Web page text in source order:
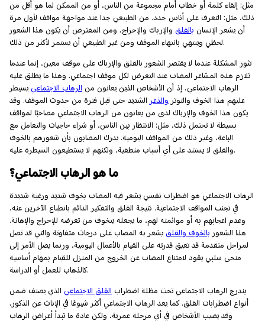
مثل: إلقاء كلمة أو خطاب أمام مجموعة من الناس، أو من الممكن لما هو أقل من
ذلك، مثل: التعرف على أناس جدد. من الطبيعي جدا عند مواجهة مواقف لأول مرة
أن يشعر الإنسان بالقلق والإرباك والإحراج، ومن المفترض أن يكون هذا الشعور
لحظي وينتهي بانتهاء الموقف ومن غير الطبيعي أن يستمر لأكثر من ذلك.
تثور المشكلة عندما لا يقتصر الشعور بالقلق والإرباك على موقف معين، إنما عندما
تلازم هذه المشاعر المصاب عند التعرض لكل موقف اجتماعي. وهذا ما يطلق عليه
الرهاب الاجتماعي، إذ أن الأشخاص الذين يعانون من الرهاب الاجتماعي يسيطر
عليهم هذا الخوف والتوتر والذعر الشديد حتى قبل فترة من حدوث الموقف. وقد
يكون هذا الخوف والإرباك لدى من يعانون من الرهاب الاجتماعي مصاحبًا لمواقف
بسيطة لا تحتمل ذلك، مثل: الانتظار بين الناس، أو شراء حاجيات والتعامل مع
الباعة، وغير ذلك من المواقف اليومية. يدرك المصابون بأن شعورهم بالخوف
والقلق لا يستند على أي أسباب منطقية، ولكنهم لا يستطيعون السيطرة عليه.
ما هو الرهاب الاجتماعي؟
الرهاب الاجتماعي هو اضطراب نفسي يشعر فيه المصاب بخوف شديد ورغبة شديدة
في تجنب المواقف الاجتماعية. نتيجة القلق والتفكير الدائم بانطباع الآخرين عنه،
وعدم اعجابهم به أو موائمته لهم، ما يجعله يتخوف من تعرضه للإحراج والإهانة.
هذا الشعور بالخوف والقلق يشعر به المصاب على درجات متفاوتة والتي قد تصل
لمراحل متقدمة قد تعيق قدرته على القيام بالأعمال اليومية، وربما يصل الأمر إلى
منحى سلبي يقود لامتناع المصاب عن الخروج من المنزل للقيام بمهام أساسية
كالذهاب للعمل أو الدراسة.
يندرج الرهاب الاجتماعي تحت مظلة اضطراب القلق الاجتماعي الذي يصنف ضمن
أنواع اضطرابات القلق. كما يعد الرهاب الاجتماعي أكثر شيوعًا في الإناث عن الذكور،
وقد يصيب الأشخاص في أي مرحلة عمرية، ولكن عادة ما تبدأ أعراض الرهاب